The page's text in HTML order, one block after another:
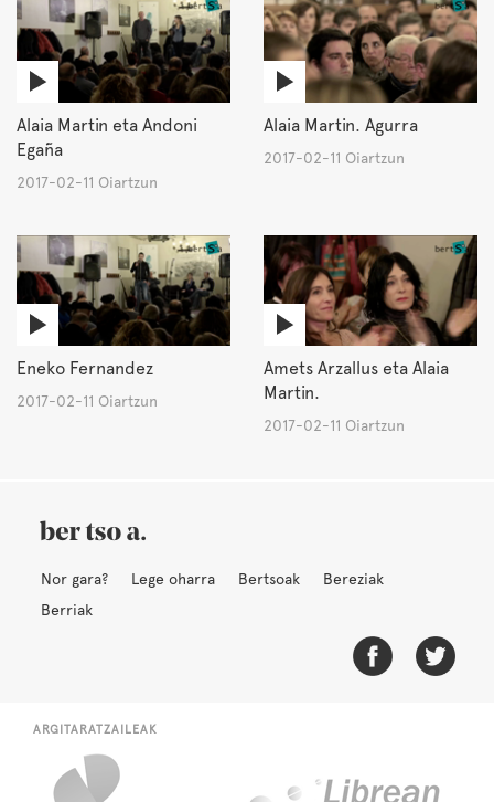
Alaia Martin eta Andoni
Egaña
2017-02-11 Oiartzun
Alaia Martin. Agurra
2017-02-11 Oiartzun
Eneko Fernandez
2017-02-11 Oiartzun
Amets Arzallus eta Alaia
Martin.
2017-02-11 Oiartzun
Nor gara? Lege oharra Bertsoak
Bereziak
Berriak
ARGITARATZAILEAK